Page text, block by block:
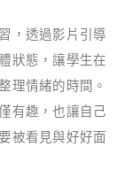
，透過影片引導
狀態，讓學生在
理情緒的時間。
有趣，也讓自己
被看見與好好面